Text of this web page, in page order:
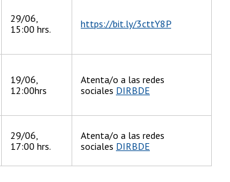
29/06,
15:00 hrs.
https://bit.ly/3cttY8P
19/06,
12:00hrs
Atenta/o a las redes
sociales DIRBDE
29/06,
17:00 hrs.
Atenta/o a las redes
sociales DIRBDE